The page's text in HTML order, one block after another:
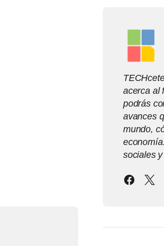
acerca al
podrás
avances
mundo,
sociales